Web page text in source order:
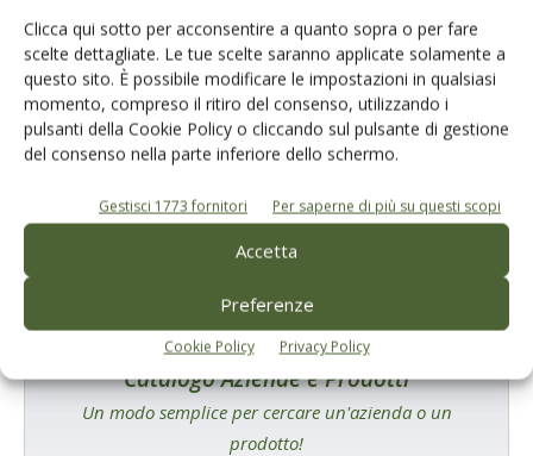
Clicca qui sotto per acconsentire a quanto sopra o per fare
scelte dettagliate. Le tue scelte saranno applicate solamente a
questo sito. È possibile modificare le impostazioni in qualsiasi
momento, compreso il ritiro del consenso, utilizzando i
pulsanti della Cookie Policy o cliccando sul pulsante di gestione
del consenso nella parte inferiore dello schermo.
Gestisci 1773 fornitori Per saperne di più su questi scopi
Accetta
Preferenze
Cookie Policy Privacy Policy
E-magazine
Tecniche, prodotti e servizi dalle aziende
Catalogo Aziende e Prodotti
Un modo semplice per cercare un'azienda o un
prodotto!